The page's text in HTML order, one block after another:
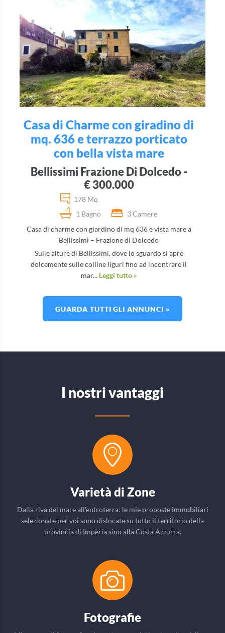
Casa di Charme con giradino di
mq. 636 e terrazzo porticato
con bella vista mare
Bellissimi Frazione Di Dolcedo -
€ 300.000
178 Mq
1 Bagno
3 Camere
Casa di charme con giardino di mq 636 e vista mare a
Bellissimi – Frazione di Dolcedo
Sulle alture di Bellissimi, dove lo sguardo si apre
dolcemente sulle colline liguri fino ad incontrare il
mar... Leggi tutto »
GUARDA TUTTI GLI ANNUNCI »
I nostri vantaggi
Varietà di Zone
Dalla riva del mare all'entroterra: le mie proposte immobiliari
selezionate per voi sono dislocate su tutto il territorio della
provincia di Imperia sino alla Costa Azzurra.
Fotografie